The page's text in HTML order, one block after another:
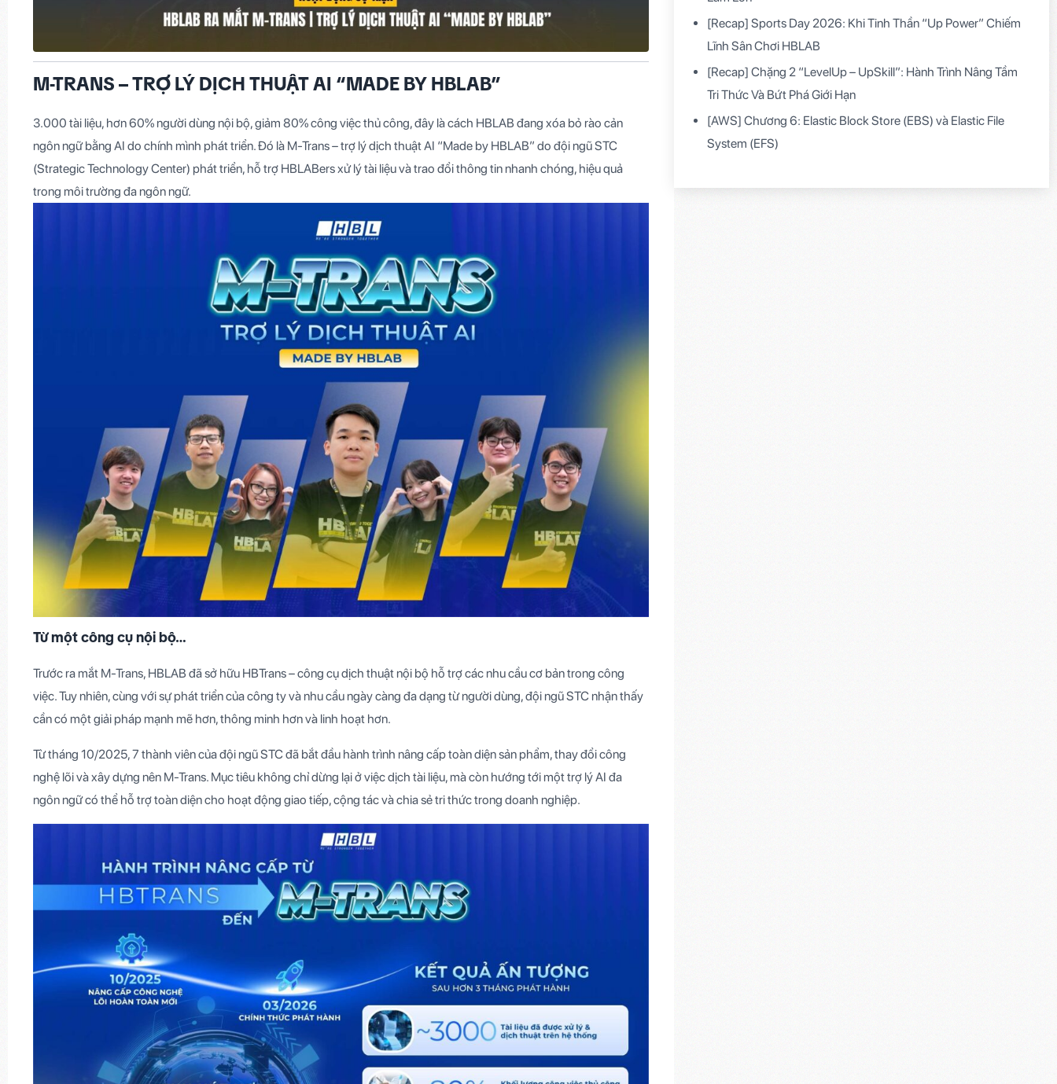
M-TRANS – TRỢ LÝ DỊCH THUẬT AI “MADE BY HBLAB”
3.000 tài liệu, hơn 60% người dùng nội bộ, giảm 80% công việc thủ công, đây là cách HBLAB đang xóa bỏ rào cản
ngôn ngữ bằng AI do chính mình phát triển.Đó là M-Trans – trợ lý dịch thuật AI “Made by HBLAB” do đội ngũ STC
(Strategic Technology Center) phát triển, hỗ trợ HBLABers xử lý tài liệu và trao đổi thông tin nhanh chóng, hiệu quả
trong môi trường đa ngôn ngữ.
Từ một công cụ nội bộ…
Trước ra mắt M-Trans, HBLAB đã sở hữu HBTrans – công cụ dịch thuật nội bộ hỗ trợ các nhu cầu cơ bản trong công
việc. Tuy nhiên, cùng với sự phát triển của công ty và nhu cầu ngày càng đa dạng từ người dùng, đội ngũ STC nhận thấy
cần có một giải pháp mạnh mẽ hơn, thông minh hơn và linh hoạt hơn.
Từ tháng 10/2025, 7 thành viên của đội ngũ STC đã bắt đầu hành trình nâng cấp toàn diện sản phẩm, thay đổi công
nghệ lõi và xây dựng nên M-Trans. Mục tiêu không chỉ dừng lại ở việc dịch tài liệu, mà còn hướng tới một trợ lý AI đa
ngôn ngữ có thể hỗ trợ toàn diện cho hoạt động giao tiếp, cộng tác và chia sẻ tri thức trong doanh nghiệp.
[Recap] Sports Day 2026: Khi Tinh Thần “Up Power” Chiếm
Lĩnh Sân Chơi HBLAB
[Recap] Chặng 2 “LevelUp – UpSkill”: Hành Trình Nâng Tầm
Tri Thức Và Bứt Phá Giới Hạn
[AWS] Chương 6: Elastic Block Store (EBS) và Elastic File
System (EFS)